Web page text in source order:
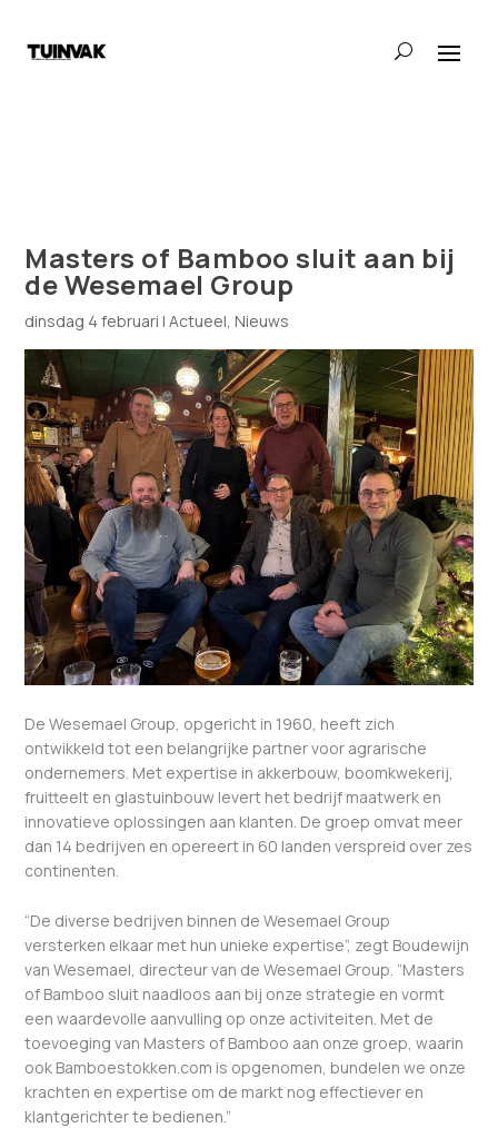
Masters of Bamboo sluit aan bij
de Wesemael Group
dinsdag 4 februari |Actueel, Nieuws
De Wesemael Group, opgericht in 1960, heeft zich
ontwikkeld tot een belangrijke partner voor agrarische
ondernemers. Met expertise in akkerbouw, boomkwekerij,
fruitteelt en glastuinbouw levert het bedrijf maatwerk en
innovatieve oplossingen aan klanten. De groep omvat meer
dan 14 bedrijven en opereert in 60 landen verspreid over zes
continenten.
“De diverse bedrijven binnen de Wesemael Group
versterken elkaar met hun unieke expertise”, zegt Boudewijn
van Wesemael, directeur van de Wesemael Group. “Masters
of Bamboo sluit naadloos aan bij onze strategie en vormt
een waardevolle aanvulling op onze activiteiten. Met de
toevoeging van Masters of Bamboo aan onze groep, waarin
ook Bamboestokken.com is opgenomen, bundelen we onze
krachten en expertise om de markt nog effectiever en
klantgerichter te bedienen.”